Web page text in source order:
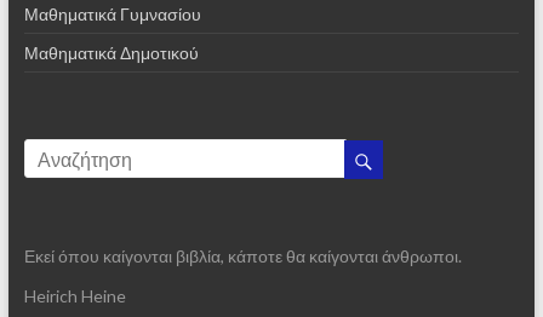
Μαθηματικά Γυμνασίου
Μαθηματικά Δημοτικού
Εκεί όπου καίγονται βιβλία, κάποτε θα καίγονται άνθρωποι.
Heirich Heine